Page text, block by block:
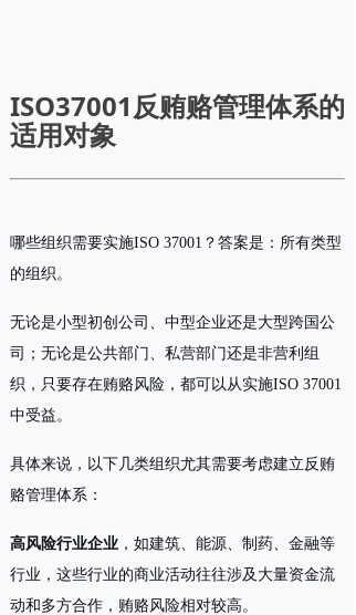
ISO37001反贿赂管理体系的
适用对象
哪些组织需要实施ISO 37001？答案是：所有类型
的组织。
无论是小型初创公司、中型企业还是大型跨国公
司；无论是公共部门、私营部门还是非营利组
织，只要存在贿赂风险，都可以从实施ISO 37001
中受益。
具体来说，以下几类组织尤其需要考虑建立反贿
赂管理体系：
高风险行业企业 ，如建筑、能源、制药、金融等
行业，这些行业的商业活动往往涉及大量资金流
动和多方合作，贿赂风险相对较高。